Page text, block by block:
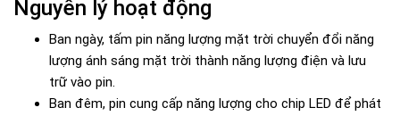
Nguyên lý hoạt động
Ban ngày, tấm pin năng lượng mặt trời chuyển đổi năng
lượng ánh sáng mặt trời thành năng lượng điện và lưu
trữ vào pin.
Ban đêm, pin cung cấp năng lượng cho chip LED để phát